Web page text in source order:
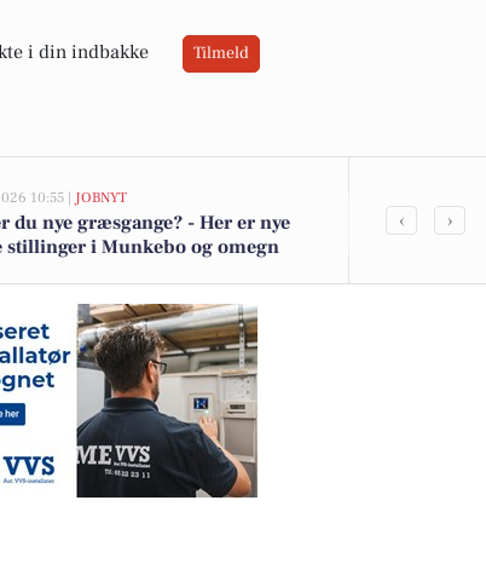
i din indbakke Tilmeld
10:55 | JOBNYT
du nye græsgange? - Her er nye
stillinger i Munkebo og omegn
Top 6 over
‹ ›